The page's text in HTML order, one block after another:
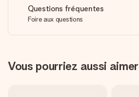
Questions fréquentes
Foire aux questions
Vous pourriez aussi aimer